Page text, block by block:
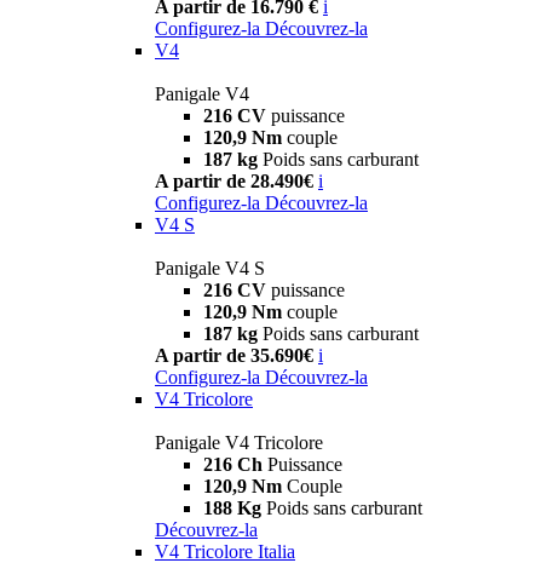
A partir de 16.790 € i
Configurez-la Découvrez-la
V4
Panigale V4
216 CV puissance
120,9 Nm couple
187 kg Poids sans carburant
A partir de 28.490€ i
Configurez-la Découvrez-la
V4 S
Panigale V4 S
216 CV puissance
120,9 Nm couple
187 kg Poids sans carburant
A partir de 35.690€ i
Configurez-la Découvrez-la
V4 Tricolore
Panigale V4 Tricolore
216 Ch Puissance
120,9 Nm Couple
188 Kg Poids sans carburant
Découvrez-la
V4 Tricolore Italia